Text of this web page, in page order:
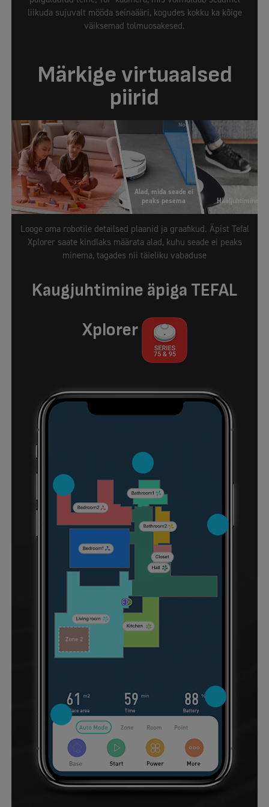
liikuda sujuvalt mööda seinaääri, kogudes kokku ka kõige
väiksemad tolmuosakesed.
Märkige virtuaalsed
piirid
Alad, mida seade ei
peaks pesema
Hääljuhtimine
Looge oma robotile detailsed plaanid ja graafikud. Äpist Tefal
Xplorer saate kindlaks määrata alad, kuhu seade ei peaks
minema, tagades nii täieliku vabaduse
Kaugjuhtimine äpiga TEFAL
Xplorer